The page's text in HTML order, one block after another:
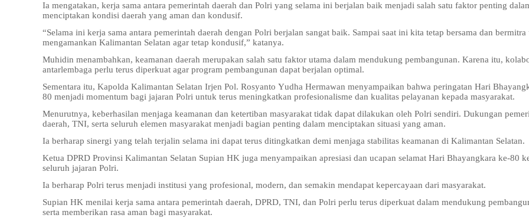
Ia mengatakan, kerja sama antara pemerintah daerah dan Polri yang selama ini berjalan baik menjadi salah satu faktor penting
menciptakan kondisi daerah yang aman dan kondusif.
“Selama ini kerja sama antara pemerintah daerah dengan Polri berjalan sangat baik. Sampai saat ini kita tetap bersama dan
mengamankan Kalimantan Selatan agar tetap kondusif,” katanya.
Muhidin menambahkan, keamanan daerah merupakan salah satu faktor utama dalam mendukung pembangunan. Karena itu,
antarlembaga perlu terus diperkuat agar program pembangunan dapat berjalan optimal.
Sementara itu, Kapolda Kalimantan Selatan Irjen Pol. Rosyanto Yudha Hermawan menyampaikan bahwa peringatan Hari
80 menjadi momentum bagi jajaran Polri untuk terus meningkatkan profesionalisme dan kualitas pelayanan kepada masyarakat.
Menurutnya, keberhasilan menjaga keamanan dan ketertiban masyarakat tidak dapat dilakukan oleh Polri sendiri. Dukungan
daerah, TNI, serta seluruh elemen masyarakat menjadi bagian penting dalam menciptakan situasi yang aman.
Ia berharap sinergi yang telah terjalin selama ini dapat terus ditingkatkan demi menjaga stabilitas keamanan di Kalimantan Selatan.
Ketua DPRD Provinsi Kalimantan Selatan Supian HK juga menyampaikan apresiasi dan ucapan selamat Hari Bhayangkara ke-80
seluruh jajaran Polri.
Ia berharap Polri terus menjadi institusi yang profesional, modern, dan semakin mendapat kepercayaan dari masyarakat.
Supian HK menilai kerja sama antara pemerintah daerah, DPRD, TNI, dan Polri perlu terus diperkuat dalam mendukung
serta memberikan rasa aman bagi masyarakat.